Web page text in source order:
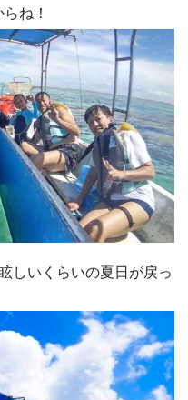
ね！
しいくらいの夏日が戻っ